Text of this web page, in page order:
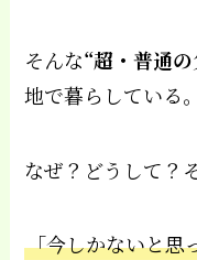
そんな“超・普通
地で暮らしている。
なぜ？どうして？
「今しかないと思